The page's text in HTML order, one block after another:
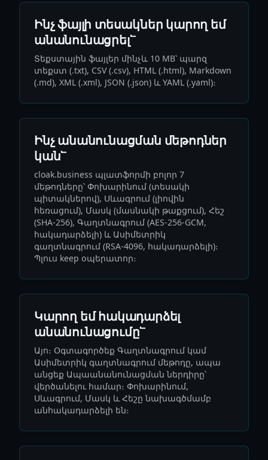
Ինչ ֆայլի տեսակներ կարող եմ
անանունացրել՟
Տեքստային ֆայլեր մինչև 10 MB՝ պարզ
տեքստ (.txt), CSV (.csv), HTML (.html), Markdown
(.md), XML (.xml), JSON (.json) և YAML (.yaml)։
Ինչ անանունացման մեթոդներ
կան՟
cloak.business պլատֆորմի բոլոր 7
մեթոդները՝ Փոխարինում (տեսակի
պիտակներով), Սևագրում (լիովին
հեռացում), Մասկ (մասնակի թաքցում), Հեշ
(SHA-256), Գաղտնագրում (AES-256-GCM,
հակադարձելի) և Ասիմետրիկ
գաղտնագրում (RSA-4096, հակադարձելի)։
Պլուս keep օպերատոր։
Կարող եմ հակադարձել
անանունացումը՟
Այո։ Օգտագործեք Գաղտնագրում կամ
Ասիմետրիկ գաղտնագրում մեթոդը, ապա
անցեք Ապաանանունացման ներդիրը՝
վերծանելու համար։ Փոխարինում,
Սևագրում, Մասկ և Հեշը նախագծմամբ
անհակադարձելի են։